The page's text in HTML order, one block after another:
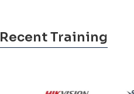
Recent Training